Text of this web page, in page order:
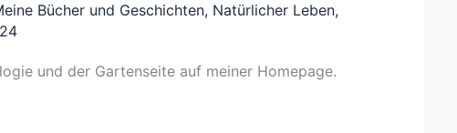
Bücher und Geschichten, Natürlicher Leben,
und der Gartenseite auf meiner Homepage.